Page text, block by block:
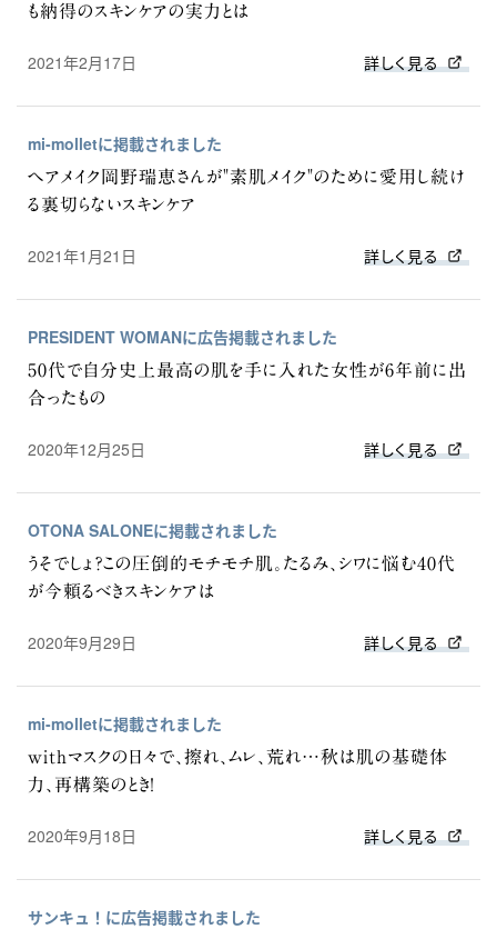
も納得のスキンケアの実力とは
2021年2月17日 詳しく見る
mi-molletに掲載されました
ヘアメイク岡野瑞恵さんが"素肌メイク"のために愛用し続け
る裏切らないスキンケア
2021年1月21日 詳しく見る
PRESIDENT WOMANに広告掲載されました
50代で自分史上最高の肌を手に入れた女性が6年前に出
合ったもの
2020年12月25日 詳しく見る
OTONA SALONEに掲載されました
うそでしょ？この圧倒的モチモチ肌。たるみ、シワに悩む40代
が今頼るべきスキンケアは
2020年9月29日 詳しく見る
mi-molletに掲載されました
withマスクの日々で、擦れ、ムレ、荒れ…秋は肌の基礎体
力、再構築のとき！
2020年9月18日 詳しく見る
サンキュ！に広告掲載されました